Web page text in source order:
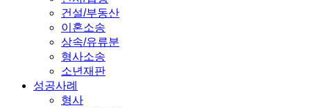
건설/부동산
이혼소송
상속/유류분
형사소송
소년재판
성공사례
형사